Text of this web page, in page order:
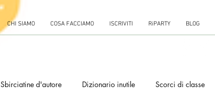
CHI SIAMO COSA FACCIAMO ISCRIVITI RiPARTY BLOG
Sbirciatine d'autore Dizionario inutile Scorci di classe